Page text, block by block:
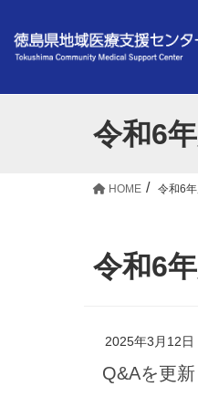
令和6
HOME 令和6
令和6
2025年3月12日
Q&Aを更